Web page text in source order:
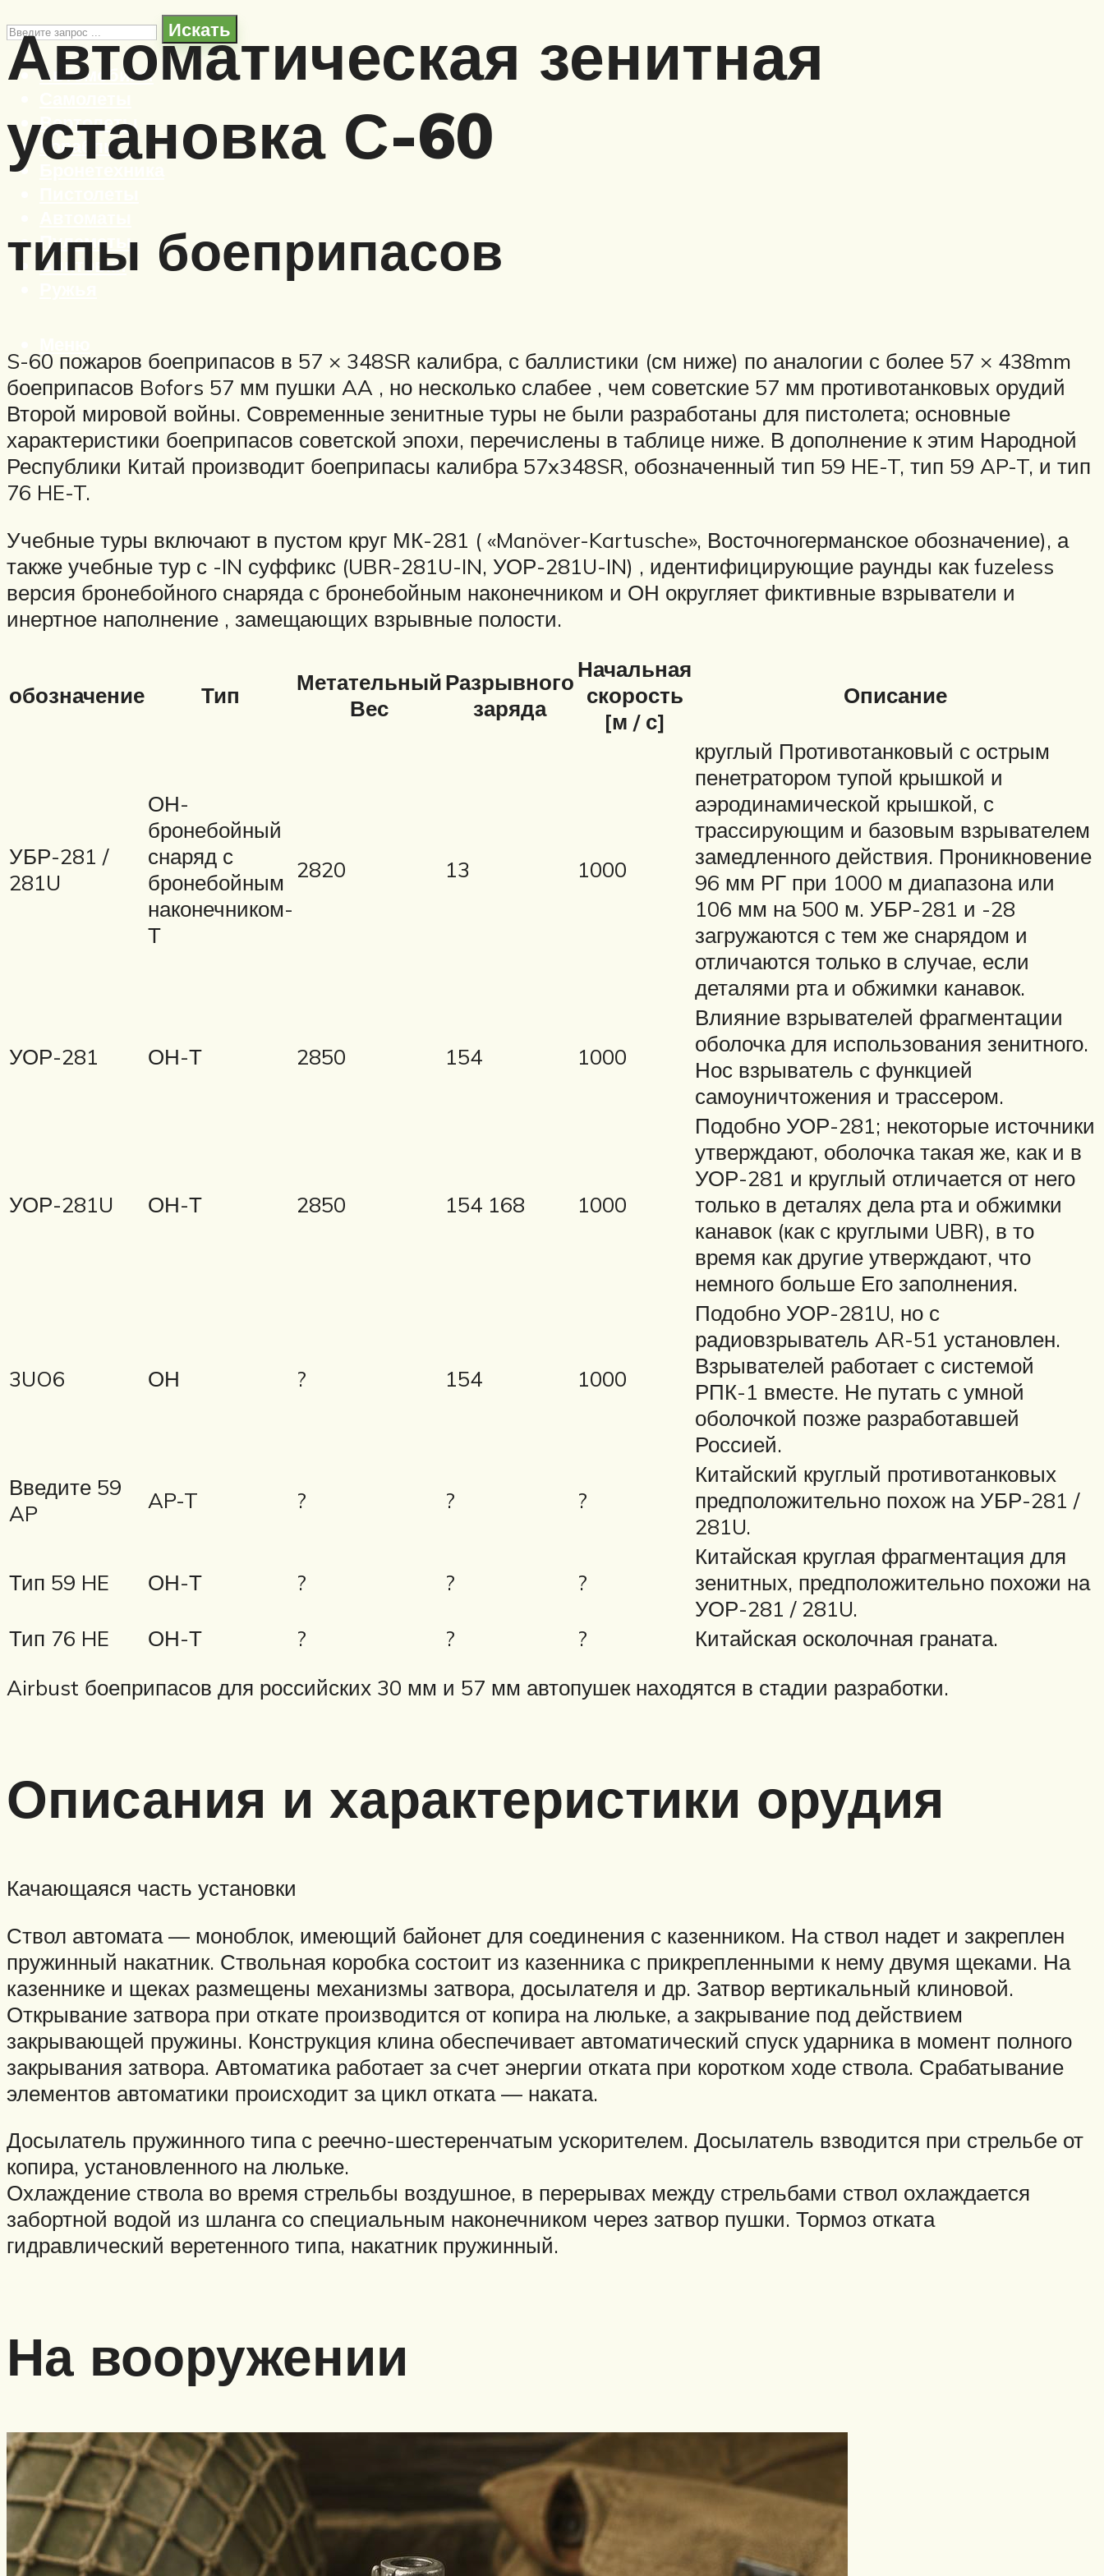
Искать
Автомобили
Вертолеты
Корабли
Пулеметы
Винтовки
Автоматическая зенитная
установка С-60
типы боеприпасов
S-60 пожаров боеприпасов в 57 × 348SR калибра, с баллистики (см ниже) по аналогии с более 57 × 438mm
боеприпасов Bofors 57 мм пушки AA , но несколько слабее , чем советские 57 мм противотанковых орудий
Второй мировой войны. Современные зенитные туры не были разработаны для пистолета; основные
характеристики боеприпасов советской эпохи, перечислены в таблице ниже. В дополнение к этим Народной
Республики Китай производит боеприпасы калибра 57x348SR, обозначенный тип 59 HE-T, тип 59 AP-T, и тип
76 HE-T.
Учебные туры включают в пустом круг МК-281 ( «Manöver-Kartusche», Восточногерманское обозначение), а
также учебные тур с -IN суффикс (UBR-281U-IN, УОР-281U-IN) , идентифицирующие раунды как fuzeless
версия бронебойного снаряда с бронебойным наконечником и ОН округляет фиктивные взрыватели и
инертное наполнение , замещающих взрывные полости.
обозначение Тип
Метательный
Вес
Разрывного
заряда
Начальная
скорость
[м / с]
Описание
УБР-281 /
281U
ОН-
бронебойный
снаряд с
бронебойным
наконечником-
Т
2820 13 1000
круглый Противотанковый с острым
пенетратором тупой крышкой и
аэродинамической крышкой, с
трассирующим и базовым взрывателем
замедленного действия. Проникновение
96 мм РГ при 1000 м диапазона или
106 мм на 500 м. УБР-281 и -28
загружаются с тем же снарядом и
отличаются только в случае, если
деталями рта и обжимки канавок.
УОР-281 ОН-Т 2850 154 1000
Влияние взрывателей фрагментации
оболочка для использования зенитного.
Нос взрыватель с функцией
самоуничтожения и трассером.
УОР-281U ОН-Т 2850 154 168 1000
Подобно УОР-281; некоторые источники
утверждают, оболочка такая же, как и в
УОР-281 и круглый отличается от него
только в деталях дела рта и обжимки
канавок (как с круглыми UBR), в то
время как другие утверждают, что
немного больше Его заполнения.
3UO6 ОН ? 154 1000
Подобно УОР-281U, но с
радиовзрыватель AR-51 установлен.
Взрывателей работает с системой
РПК-1 вместе. Не путать с умной
оболочкой позже разработавшей
Россией.
Введите 59
AP
AP-T ? ? ?
Китайский круглый противотанковых
предположительно похож на УБР-281 /
281U.
Тип 59 HE ОН-Т ? ? ?
Китайская круглая фрагментация для
зенитных, предположительно похожи на
УОР-281 / 281U.
Тип 76 HE
ОН-Т ? ? ?
Китайская осколочная граната.
Airbust боеприпасов для российских 30 мм и 57 мм автопушек находятся в стадии разработки.
Описания и характеристики орудия
Качающаяся часть установки
Ствол автомата — моноблок, имеющий байонет для соединения с казенником. На ствол надет и закреплен
пружинный накатник. Ствольная коробка состоит из казенника с прикрепленными к нему двумя щеками. На
казеннике и щеках размещены механизмы затвора, досылателя и др. Затвор вертикальный клиновой.
Открывание затвора при откате производится от копира на люльке, а закрывание под действием
закрывающей пружины. Конструкция клина обеспечивает автоматический спуск ударника в момент полного
закрывания затвора. Автоматика работает за счет энергии отката при коротком ходе ствола. Срабатывание
элементов автоматики происходит за цикл отката — наката.
Досылатель пружинного типа с реечно-шестеренчатым ускорителем. Досылатель взводится при стрельбе от
копира, установленного на люльке.
Охлаждение ствола во время стрельбы воздушное, в перерывах между стрельбами ствол охлаждается
забортной водой из шланга со специальным наконечником через затвор пушки. Тормоз отката
гидравлический веретенного типа, накатник пружинный.
На вооружении